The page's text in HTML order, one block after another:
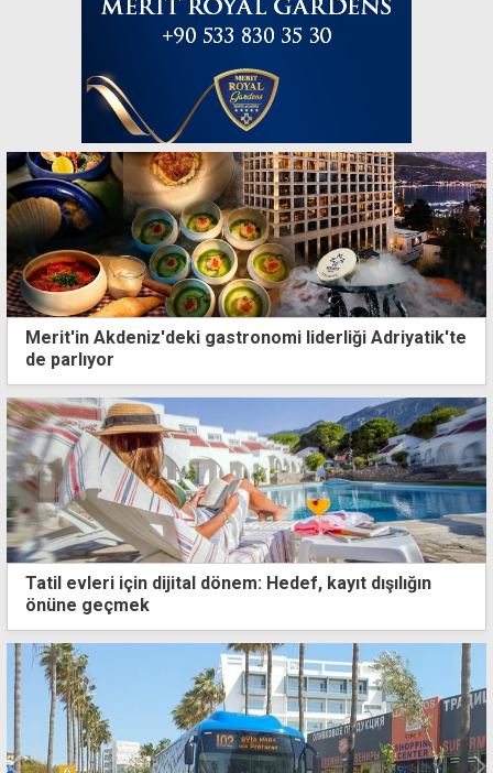
Merit'in Akdeniz'deki gastronomi liderliği Adriyatik'te
de parlıyor
Tatil evleri için dijital dönem: Hedef, kayıt dışılığın
önüne geçmek